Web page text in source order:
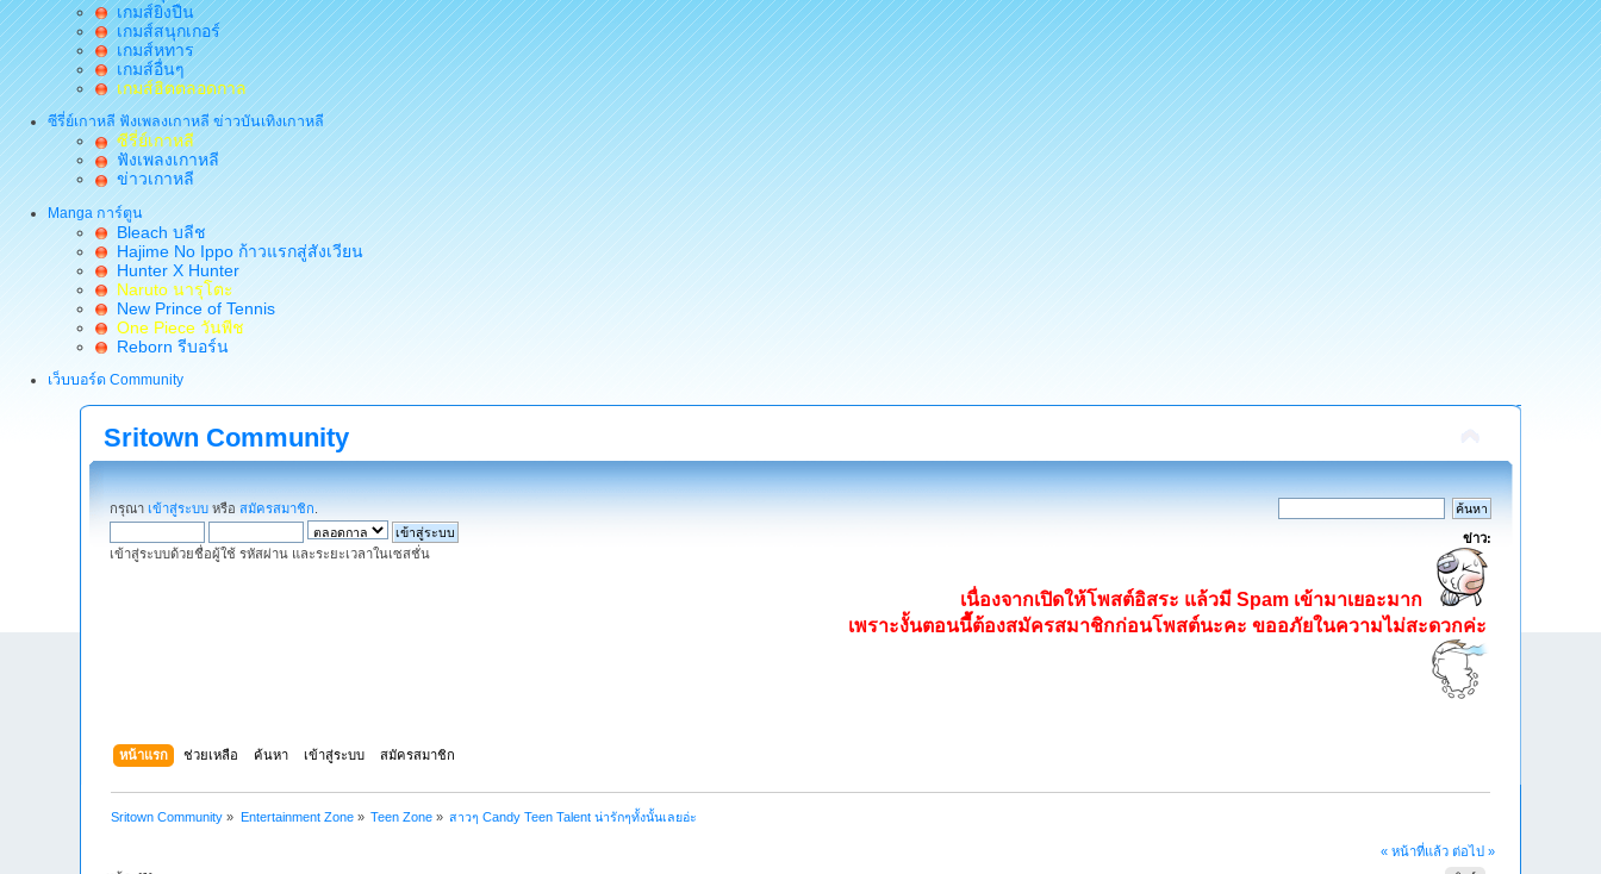
เกมส์ยิงปืน
เกมส์สนุกเกอร์
เกมส์หทาร
เกมส์อื่นๆ
เกมส์ฮิตตลอดกาล
ซีรี่ย์เกาหลี ฟังเพลงเกาหลี ข่าวบันเทิงเกาหลี
ซีรี่ย์เกาหลี
ฟังเพลงเกาหลี
ข่าวเกาหลี
Manga การ์ตูน
Bleach บลีช
Hajime No Ippo ก้าวแรกสู่สังเวียน
Hunter X Hunter
Naruto นารุโตะ
New Prince of Tennis
One Piece วันพีช
Reborn รีบอร์น
เว็บบอร์ด Community
Sritown Community
กรุณา เข้าสู่ระบบ หรือสมัครสมาชิก
เข้าสู่ระบบด้วยชื่อผู้ใช้ รหัสผ่าน และระยะเวลาในเซสชั่น
ข่าว:
เนื่องจากเปิดให้โพสต์อิสระ แล้วมี Spam เข้ามาเยอะมาก
เพราะงั้นตอนนี้ต้องสมัครสมาชิกก่อนโพสต์นะคะ ขออภัยในความไม่สะดวกค่ะ
หน้าแรก ช่วยเหลือ ค้นหา เข้าสู่ระบบ สมัครสมาชิก
Sritown Community » Entertainment Zone» Teen Zone » สาวๆ Candy Teen Talent น่ารักๆทั้งนั้นเลยอ่ะ
« หน้าที่แล้ว ต่อไป »